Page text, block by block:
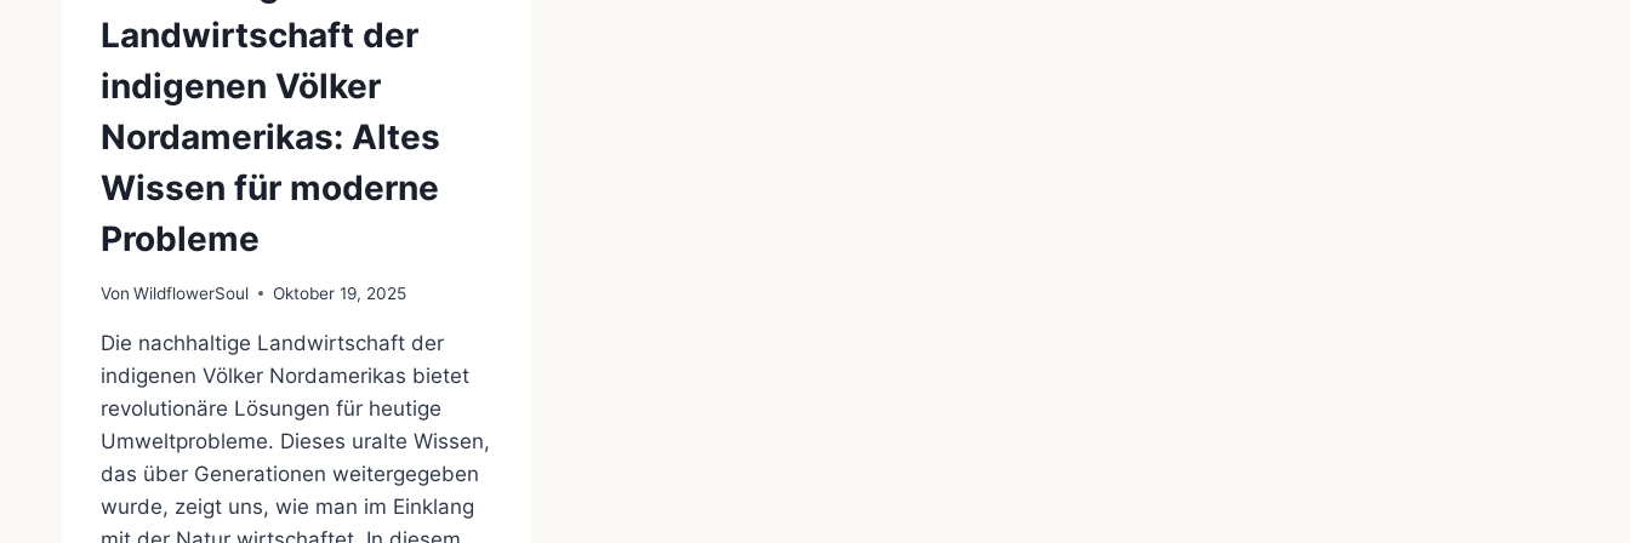
Landwirtschaft der
indigenen Völker
Nordamerikas: Altes
Wissen für moderne
Probleme
Von WildflowerSoul Oktober 19, 2025
Die nachhaltige Landwirtschaft der
indigenen Völker Nordamerikas bietet
revolutionäre Lösungen für heutige
Umweltprobleme. Dieses uralte Wissen,
das über Generationen weitergegeben
wurde, zeigt uns, wie man im Einklang